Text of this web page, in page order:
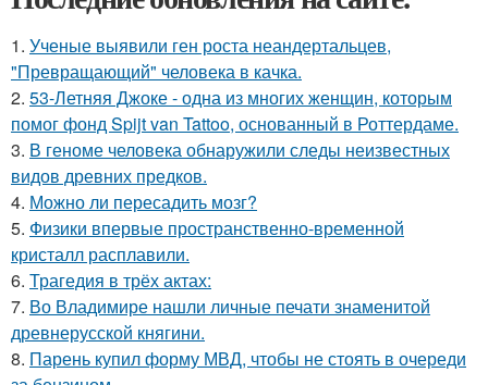
1. Ученые выявили ген роста неандертальцев,
"Превращающий" человека в качка.
2. 53-Летняя Джоке - одна из многих женщин, которым
помог фонд Spijt van Tattoo, основанный в Роттердаме.
3. В геноме человека обнаружили следы неизвестных
видов древних предков.
4. Можно ли пересадить мозг?
5. Физики впервые пространственно-временной
кристалл расплавили.
6. Трагедия в трёх актах:
7. Во Владимире нашли личные печати знаменитой
древнерусской княгини.
8. Парень купил форму МВД, чтобы не стоять в очереди